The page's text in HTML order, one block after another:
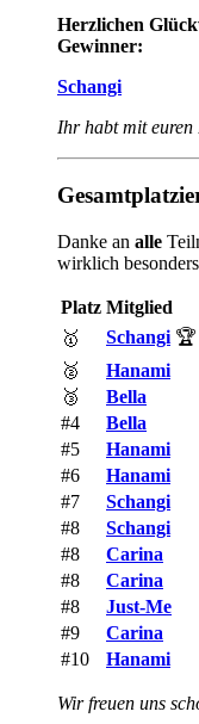
Herzlichen
Gewinner:
Schangi
Ihr habt mit
Danke an alle
wirklich
Platz Mitglied
🥇
Schangi 🏆
🥈
Hanami
🥉
Bella
#4
Bella
#5
Hanami
#6
Hanami
#7
Schangi
#8
Schangi
#8
Carina
#8
Carina
#8
Just-Me
#9
Carina
#10
Hanami
Wir freuen uns